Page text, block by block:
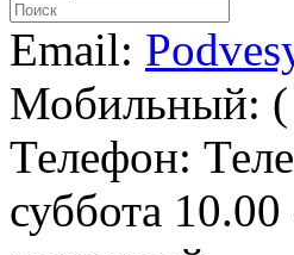
Email:
Мобильный: (
Телефон:
суббота